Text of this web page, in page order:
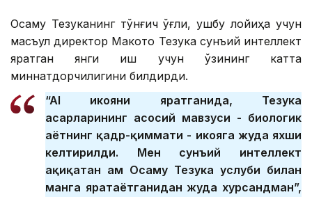
Осаму Тезуканинг тўнғич ўғли, ушбу лойиҳа учун
масъул директор Макото Тезука сунъий интеллект
яратган янги иш учун ўзининг катта
миннатдорчилигини билдирди.
“AI ҳикояни яратганида, Тезука
асарларининг асосий мавзуси - биологик
ҳаётнинг қадр-қиммати - ҳикояга жуда яхши
келтирилди. Мен сунъий интеллект
ҳақиқатан ҳам Осаму Тезука услуби билан
манга яратаётганидан жуда хурсандман”,